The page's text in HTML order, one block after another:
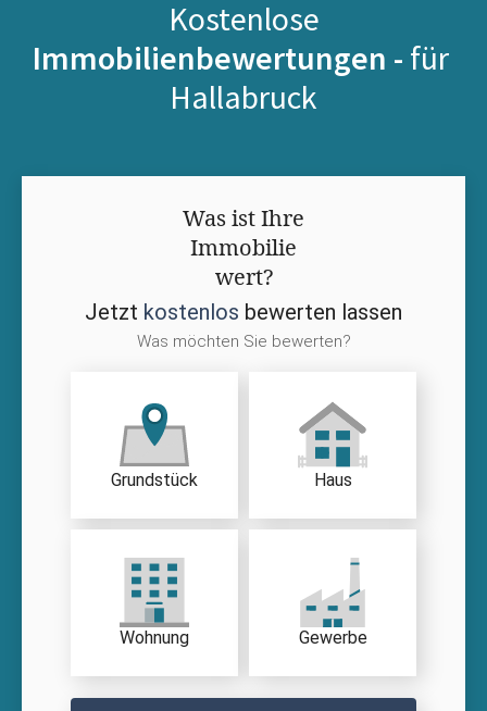
Kostenlose
Immobilienbewertungen - für
Hallabruck
Was ist Ihre
Immobilie
wert?
Jetzt kostenlos bewerten lassen
Was möchten Sie bewerten?
Grundstück Haus
Wohnung Gewerbe